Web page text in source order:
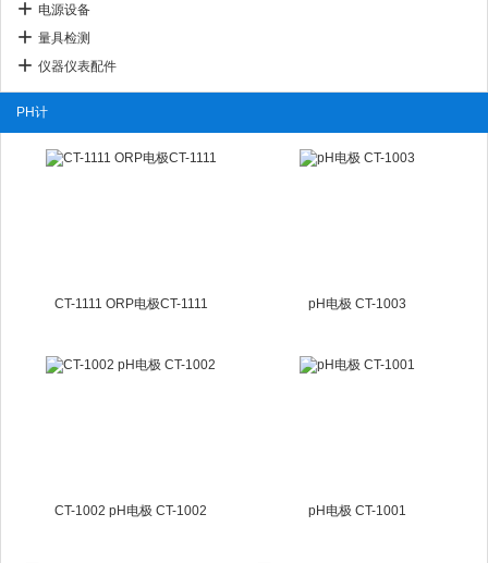
电源设备
量具检测
仪器仪表配件
PH计
CT-1111 ORP电极CT-1111 pH电极 CT-1003
CT-1002 pH电极 CT-1002 pH电极 CT-1001